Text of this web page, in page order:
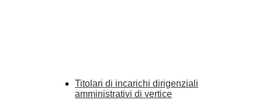
Titolari di incarichi dirigenziali
amministrativi di vertice